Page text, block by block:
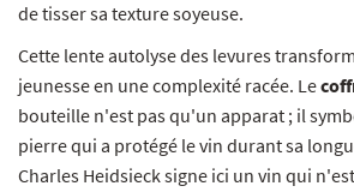
de tisser sa texture soyeuse.
Cette lente autolyse des levures
jeunesse en une complexité racée. Le
bouteille n'est pas qu'un apparat ; il
pierre qui a protégé le vin durant sa
Charles Heidsieck signe ici un vin qui